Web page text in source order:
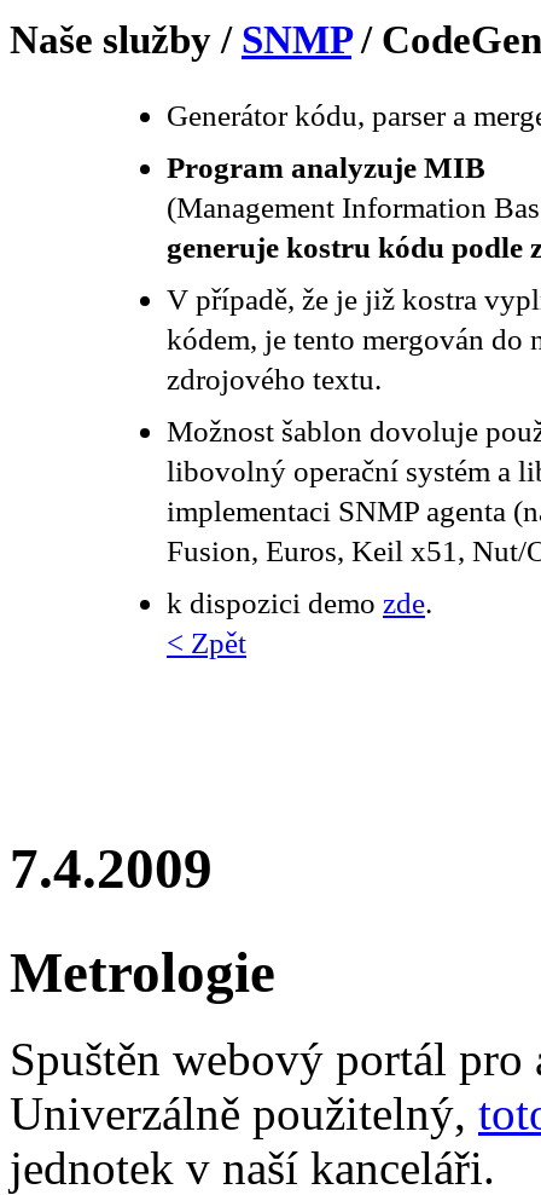
Naše služby / SNMP/ CodeGen
Generátor kódu, parser a
Program analyzuje MIB
(Management Information
generuje kostru kódu podle
V případě, že je již kostra
kódem, je tento mergován do
zdrojového textu.
Možnost šablon dovoluje
libovolný operační systém a
implementaci SNMP agenta
Fusion, Euros, Keil x51, Nut/
k dispozici demo zde.
< Zpět
7.4.2009
Metrologie
Spuštěn webový portál
Univerzálně použitelný,
jednotek v naší kanceláři.